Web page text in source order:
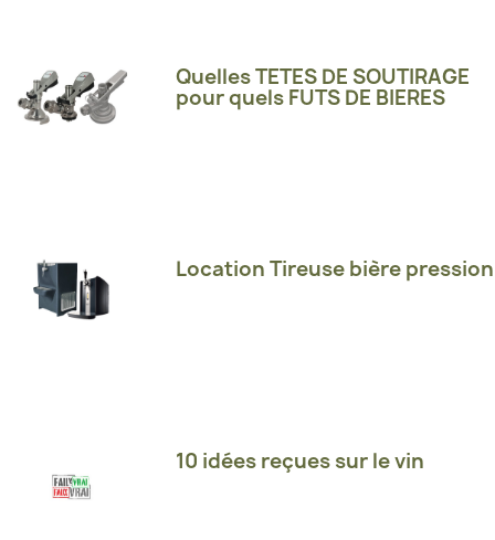
Quelles TETES DE SOUTIRAGE
pour quels FUTS DE BIERES
Location Tireuse bière pression
10 idées reçues sur le vin